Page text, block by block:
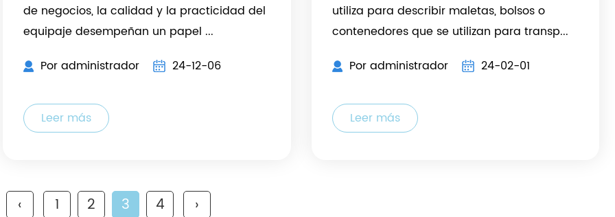
de negocios, la calidad y la practicidad del
equipaje desempeñan un papel ...
Por administrador
24-12-06
Leer más
utiliza para describir maletas, bolsos o
contenedores que se utilizan para transp...
Por administrador
24-02-01
Leer más
‹ 1 2 3 4 ›